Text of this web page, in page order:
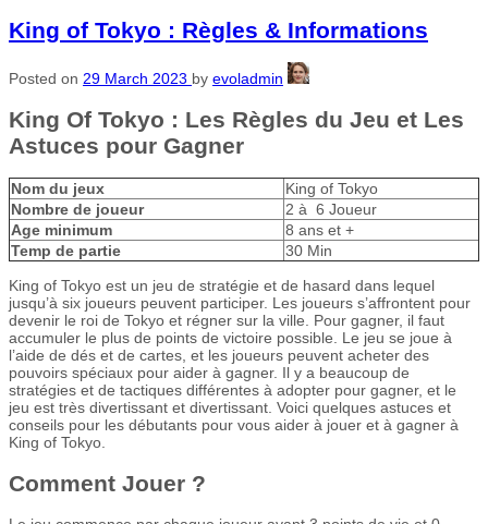
King of Tokyo : Règles & Informations
Posted on 29 March 2023 by evoladmin
King Of Tokyo : Les Règles du Jeu et Les
Astuces pour Gagner
Nom du jeux
King of Tokyo
Nombre de joueur
2 à 6 Joueur
Age minimum
8 ans et +
Temp de partie
30 Min
King of Tokyo est un jeu de stratégie et de hasard dans lequel
jusqu’à six joueurs peuvent participer. Les joueurs s’affrontent pour
devenir le roi de Tokyo et régner sur la ville. Pour gagner, il faut
accumuler le plus de points de victoire possible. Le jeu se joue à
l’aide de dés et de cartes, et les joueurs peuvent acheter des
pouvoirs spéciaux pour aider à gagner. Il y a beaucoup de
stratégies et de tactiques différentes à adopter pour gagner, et le
jeu est très divertissant et divertissant. Voici quelques astuces et
conseils pour les débutants pour vous aider à jouer et à gagner à
King of Tokyo.
Comment Jouer ?